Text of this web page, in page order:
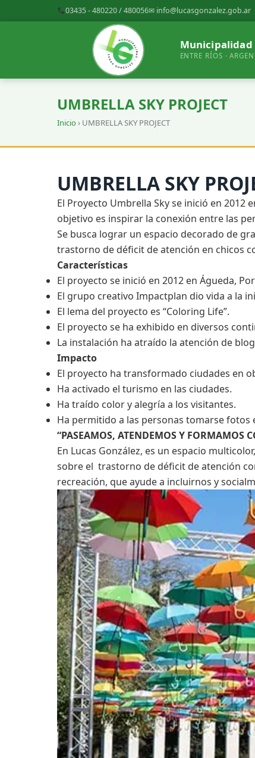
03435 - 480220 / 480056✉ info@lucasgonzalez.gob.ar
Municipalidad
ENTRE RÍOS ·
UMBRELLA SKY PROJECT
Inicio› UMBRELLA SKY PROJECT
UMBRELLA SKY
El Proyecto Umbrella Sky se inició en
objetivo es inspirar la conexión entre las
Se busca lograr un espacio decorado de
trastorno de déficit de atención en chicos
Características
El proyecto se inició en 2012 en Águeda,
El grupo creativo Impactplan dio vida a la
El lema del proyecto es “Coloring Life”.
El proyecto se ha exhibido en diversos
La instalación ha atraído la atención de
Impacto
El proyecto ha transformado ciudades en
Ha activado el turismo en las ciudades.
Ha traído color y alegría a los visitantes.
Ha permitido a las personas tomarse
“PASEAMOS, ATENDEMOS Y FORMAMOS
En Lucas González, es un espacio
sobre el trastorno de déficit de atención
recreación, que ayude a incluirnos y